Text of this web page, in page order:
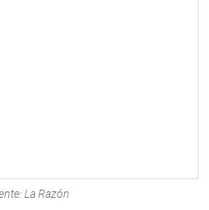
La Razón